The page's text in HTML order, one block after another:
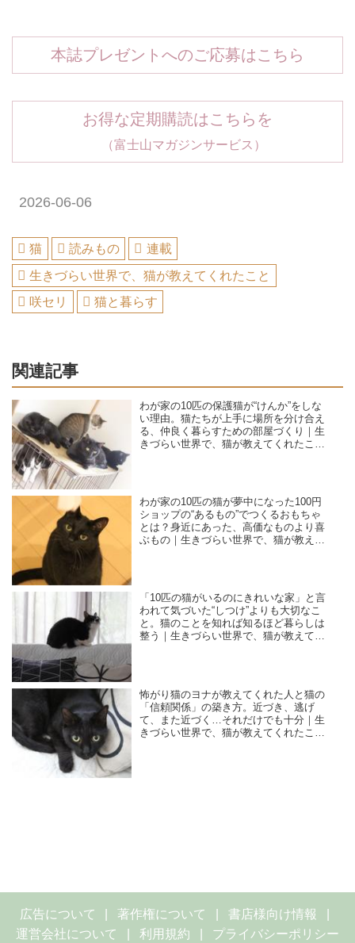
本誌プレゼントへのご応募はこちら
お得な定期購読はこちらを
（富士山マガジンサービス）
2026-06-06
猫 読みもの
連載
生きづらい世界で、猫が教えてくれたこと
咲セリ
猫と暮らす
関連記事
わが家の10匹の保護猫が“けんか”をしな
い理由。猫たちが上手に場所を分け合え
る、仲良く暮らすための部屋づくり｜生
きづらい世界で、猫が教えてくれたこと
わが家の10匹の猫が夢中になった100円
ショップの“あるもの”でつくるおもちゃ
とは？身近にあった、高価なものより喜
ぶもの｜生きづらい世界で、猫が教えて
「10匹の猫がいるのにきれいな家」と言
われて気づいた“しつけ”よりも大切なこ
と。猫のことを知れば知るほど暮らしは
整う｜生きづらい世界で、猫が教えてく
怖がり猫のヨナが教えてくれた人と猫の
「信頼関係」の築き方。近づき、逃げ
て、また近づく…それだけでも十分｜生
きづらい世界で、猫が教えてくれたこと
広告について 著作権について
書店様向け情報
運営会社について
利用規約 プライバシーポリシー